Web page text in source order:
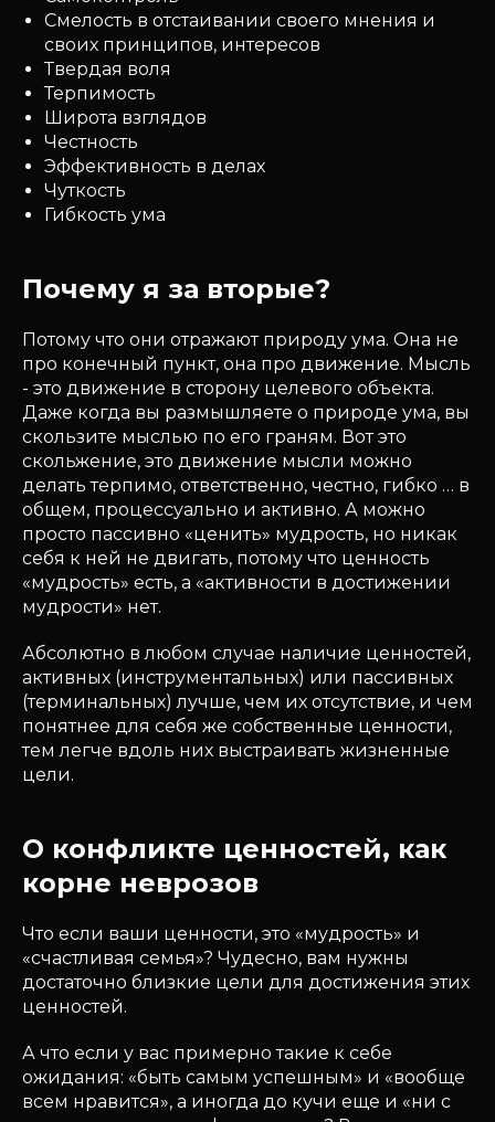
Смелость в отстаивании своего мнения и
своих принципов, интересов
Твердая воля
Терпимость
Широта взглядов
Честность
Эффективность в делах
Чуткость
Гибкость ума
Почему я за вторые?
Потому что они отражают природу ума. Она не
про конечный пункт, она про движение. Мысль
- это движение в сторону целевого объекта.
Даже когда вы размышляете о природе ума, вы
скользите мыслью по его граням. Вот это
скольжение, это движение мысли можно
делать терпимо, ответственно, честно, гибко … в
общем, процессуально и активно. А можно
просто пассивно «ценить» мудрость, но никак
себя к ней не двигать, потому что ценность
«мудрость» есть, а «активности в достижении
мудрости» нет.
Абсолютно в любом случае наличие ценностей,
активных (инструментальных) или пассивных
(терминальных) лучше, чем их отсутствие, и чем
понятнее для себя же собственные ценности,
тем легче вдоль них выстраивать жизненные
цели.
О конфликте ценностей, как
корне неврозов
Что если ваши ценности, это «мудрость» и
«счастливая семья»? Чудесно, вам нужны
достаточно близкие цели для достижения этих
ценностей.
А что если у вас примерно такие к себе
ожидания: «быть самым успешным» и «вообще
всем нравится», а иногда до кучи еще и «ни с